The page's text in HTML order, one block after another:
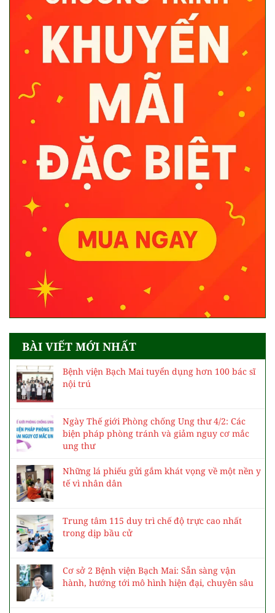
BÀI VIẾT MỚI NHẤT
Bệnh viện Bạch Mai tuyển dụng hơn 100 bác sĩ
nội trú
Ngày Thế giới Phòng chống Ung thư 4/2: Các
biện pháp phòng tránh và giảm nguy cơ mắc
ung thư
Những lá phiếu gửi gắm khát vọng về một nền y
tế vì nhân dân
Trung tâm 115 duy trì chế độ trực cao nhất
trong dịp bầu cử
Cơ sở 2 Bệnh viện Bạch Mai: Sẵn sàng vận
hành, hướng tới mô hình hiện đại, chuyên sâu